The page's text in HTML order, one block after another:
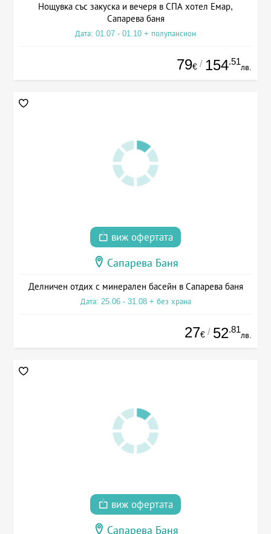
Нощувка със закуска и вечеря в СПА хотел Емар,
Сапарева баня
Дата: 01.07 - 01.10 + полупансион
79€ / 154.51
лв.
виж офертата
Сапарева Баня
Делничен отдих с минерален басейн в Сапарева баня
Дата: 25.06 - 31.08 + без храна
27€ / 52.81
лв.
виж офертата
Сапарева Баня